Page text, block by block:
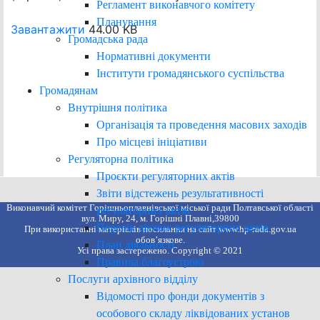
Регламент виконавчого комітету
Планування
Громадська рада
Нормативні документи
Інститути громадянського суспільства
Громадянам
Внутрішня політика
Організація та проведення масових заходів
Про місцеві ініціативи
Регуляторна політика
Проєкти регуляторних актів
Звіти відстежень результативності
регуляторних актів
Перелік діючих регуляторних актів
План діяльності
Правила благоустрою
Послуги архівного відділу
Відомості про фонди документів з
особового складу ліквідованих установ
Завантажити 44.00 KB
Виконавчий комітет Горішньоплавнівської міської ради Полтавської області
вул. Миру, 24, м. Горішні Плавні,39800
При використанні матеріалів посилання на сайт www.hp-rada.gov.ua
обов’язкове.
Усі права застережено. Copyright © 2021